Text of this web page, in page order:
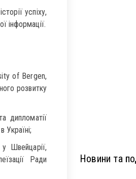
успіху,
інформації.
of Bergen,
розвитку
дипломатії
Швейцарії,
Ради
Новини та